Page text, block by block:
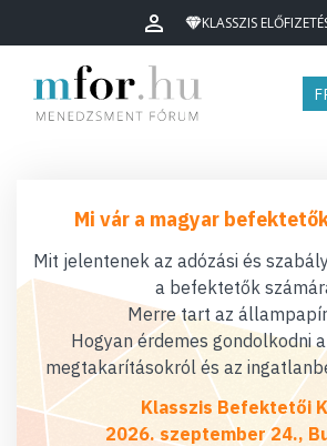
KLASSZIS
Mi vár a magyar
Mit jelentenek az adózási és
a befektetők
Merre tart az
Hogyan érdemes gondolkodni
megtakarításokról és az
Klasszis Befektetői
2026. szeptember 24.,